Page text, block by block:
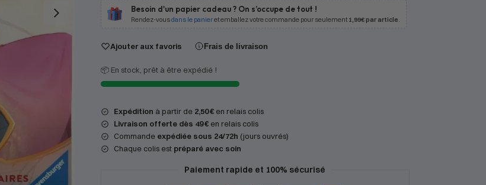
Besoin d'un papier cadeau ? On s’occupe de tout !
Rendez-vousdans le panieret emballez votre commande pour seulement 1,99€ par article.
Ajouter aux favoris Frais de livraison
📦 En stock, prêt à être expédié !
Expédition à partir de 2,50 €en relais colis
Livraison offerte dès 49 €en relais colis
Commande expédiée sous 24/72h (jours ouvrés)
Chaque colis est préparé avec soin
Paiement rapide et 100% sécurisé